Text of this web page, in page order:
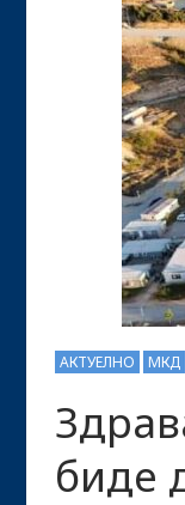
АКТУЕЛНО МКД
биде